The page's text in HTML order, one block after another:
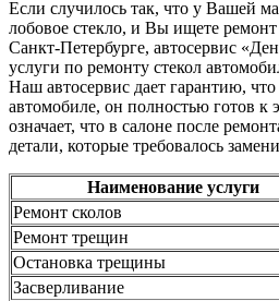
Если случилось так, что у Вашей
лобовое стекло, и Вы ищете ремонт
Санкт-Петербурге, автосервис
услуги по ремонту стекол
Наш автосервис дает гарантию,
автомобиле, он полностью готов к
означает, что в салоне после
детали, которые требовалось
Наименование услуги
Ремонт сколов
Ремонт трещин
Остановка трещины
Засверливание